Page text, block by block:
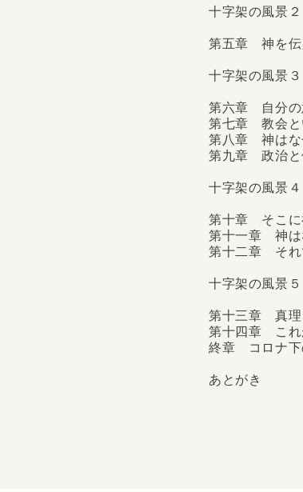
十字架の風景
第五章 神を伝
十字架の風景
第六章 自分の
第七章 教会と
第八章 神はな
第九章 政治と
十字架の風景
第十章 そこに
第十一章 神は
第十二章 それ
十字架の風景
第十三章 真理
第十四章 これ
終章 コロナ下
あとがき